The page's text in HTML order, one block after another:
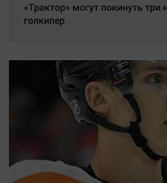
«Трактор» могут покинуть
голкипер